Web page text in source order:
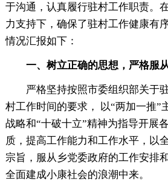
于沟通，认真履行驻村工作职责。
力支持下，确保了驻村工作健康有
情况汇报如下：
一、树立正确的思想，严格服
严格坚持按照市委组织部关于
村工作时间的要求， 以“两加一推”
战略和“十破十立”精神为指导开展
质，提高工作能力和工作水平，以
宗旨，服从乡党委政府的工作安排
全面建成小康社会的浪潮中来。